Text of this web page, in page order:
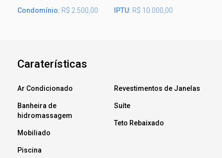
Condomínio: R$ 2.500,00 IPTU: R$ 10.000,00
Caraterísticas
Ar Condicionado
Banheira de
hidromassagem
Mobiliado
Piscina
Revestimentos de Janelas
Suíte
Teto Rebaixado